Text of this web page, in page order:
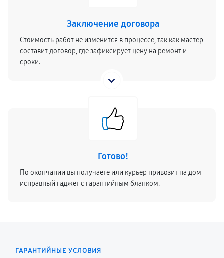
Заключение договора
Стоимость работ не изменится в процессе, так как мастер
составит договор, где зафиксирует цену на ремонт и
сроки.
Готово!
По окончании вы получаете или курьер привозит на дом
исправный гаджет с гарантийным бланком.
ГАРАНТИЙНЫЕ УСЛОВИЯ